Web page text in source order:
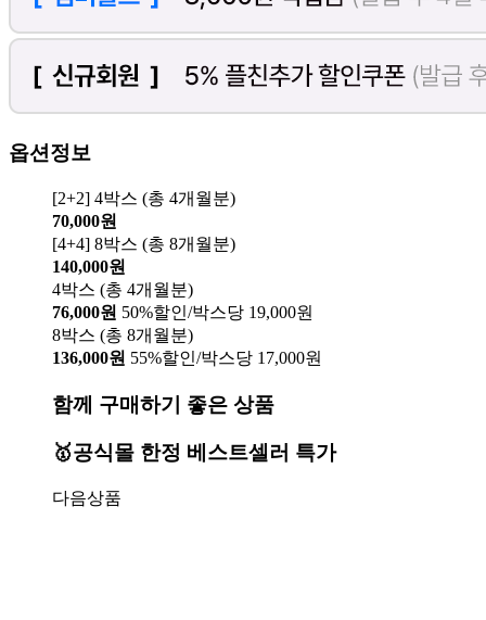
옵션정보
[2+2] 4박스 (총 4개월분)
70,000원
[4+4] 8박스 (총 8개월분)
140,000원
4박스 (총 4개월분)
76,000원 50%할인/박스당 19,000원
8박스 (총 8개월분)
136,000원 55%할인/박스당 17,000원
함께 구매하기 좋은 상품
🥇공식몰 한정 베스트셀러 특가
다음상품